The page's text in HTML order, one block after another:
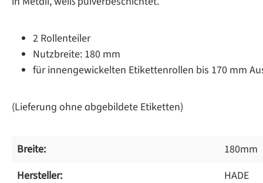
2 Rollenteiler
Nutzbreite: 180 mm
für innengewickelten Etikettenrollen bis 170 mm
(Lieferung ohne abgebildete Etiketten)
Breite:
180mm
Hersteller:
HADE